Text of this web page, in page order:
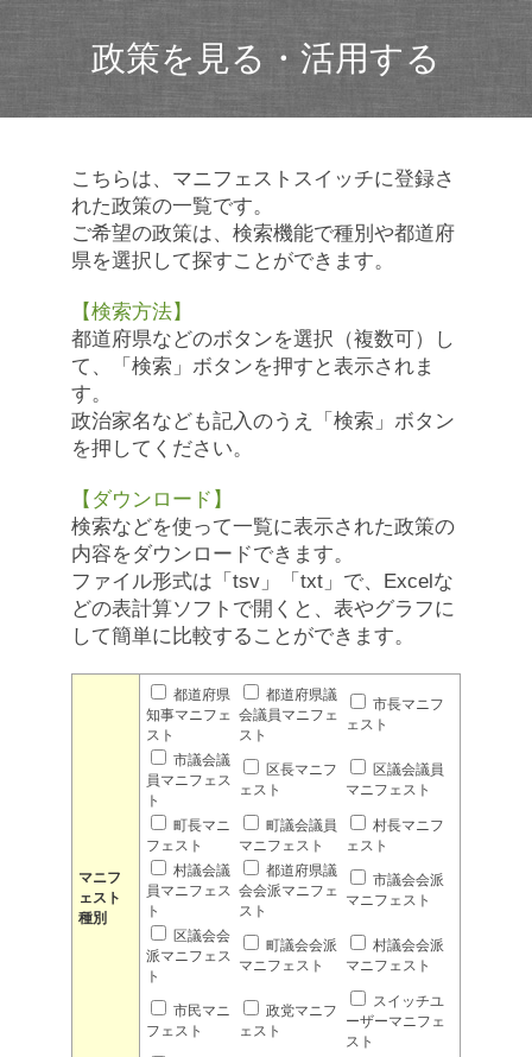
政策を見る・活用する
こちらは、マニフェストスイッチに登録さ
れた政策の一覧です。
ご希望の政策は、検索機能で種別や都道府
県を選択して探すことができます。
【検索方法】
都道府県などのボタンを選択（複数可）し
て、「検索」ボタンを押すと表示されま
す。
政治家名なども記入のうえ「検索」ボタン
を押してください。
【ダウンロード】
検索などを使って一覧に表示された政策の
内容をダウンロードできます。
ファイル形式は「tsv」「txt」で、Excelな
どの表計算ソフトで開くと、表やグラフに
して簡単に比較することができます。
マニフ
ェスト
種別
都道府県
知事マニフェ
スト
都道府県議
会議員マニフェ
スト
市長マニフ
ェスト
市議会議
員マニフェス
ト
区長マニフ
ェスト
区議会議員
マニフェスト
町長マニ
フェスト
町議会議員
マニフェスト
村長マニフ
ェスト
村議会議
員マニフェス
ト
都道府県議
会会派マニフェ
スト
市議会会派
マニフェスト
区議会会
派マニフェス
ト
町議会会派
マニフェスト
村議会会派
マニフェスト
市民マニ
フェスト
政党マニフ
ェスト
スイッチユ
ーザーマニフェ
スト